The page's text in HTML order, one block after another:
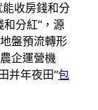
收房錢和分
分紅”，源
盤預流轉形
企運營機
并年夜田”包